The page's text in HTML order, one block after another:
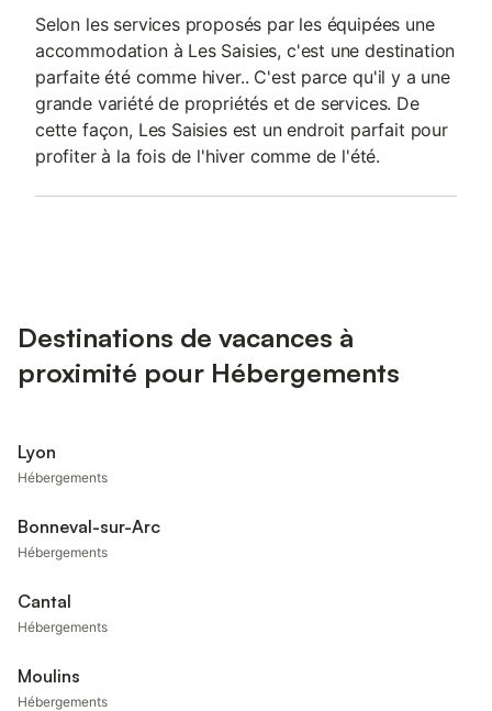
Selon les services proposés par les équipées une
accommodation à Les Saisies, c'est une destination
parfaite été comme hiver.. C'est parce qu'il y a une
grande variété de propriétés et de services. De
cette façon, Les Saisies est un endroit parfait pour
profiter à la fois de l'hiver comme de l'été.
Destinations de vacances à
proximité pour Hébergements
Lyon
Hébergements
Bonneval-sur-Arc
Hébergements
Cantal
Hébergements
Moulins
Hébergements